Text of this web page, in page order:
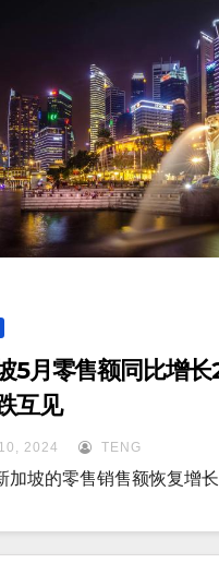
5月零售额同比增
互见
2024 TENG
加坡的零售销售额恢复增